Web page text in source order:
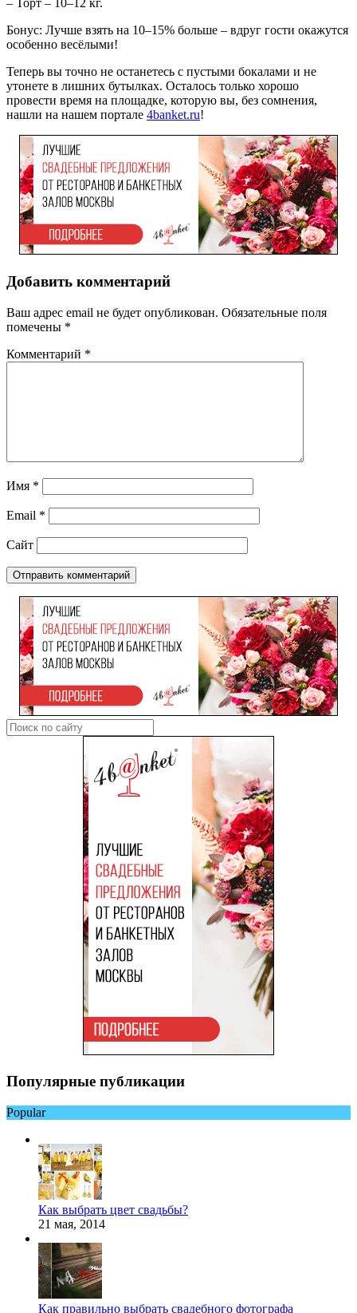
– Торт – 10–12 кг.
Бонус: Лучше взять на 10–15% больше – вдруг гости окажутся
особенно весёлыми!
Теперь вы точно не останетесь с пустыми бокалами и не
утонете в лишних бутылках. Осталось только хорошо
провести время на площадке, которую вы, без сомнения,
нашли на нашем портале 4banket.ru!
Добавить комментарий
Ваш адрес email не будет опубликован. Обязательные поля
помечены *
Комментарий *
Имя *
Email *
Сайт
Популярные публикации
Popular
Как выбрать цвет свадьбы?
21 мая, 2014
Как правильно выбрать свадебного фотографа